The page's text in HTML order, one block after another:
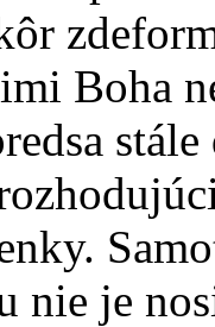
Boha
nie je